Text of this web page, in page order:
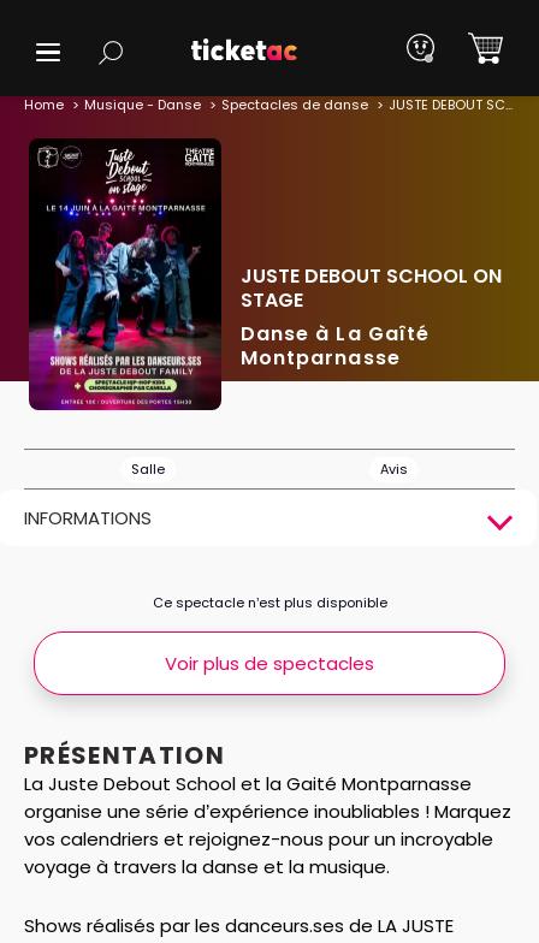
Home Musique - Danse Spectacles de danse JUSTE DEBOUT SCHOOL ON STAGE
JUSTE DEBOUT SCHOOL ON
STAGE
Danse à La Gaîté
Montparnasse
Salle Avis
INFORMATIONS
PRÉSENTATION
La Juste Debout School et la Gaité Montparnasse
organise une série d’expérience inoubliables ! Marquez
vos calendriers et rejoignez-nous pour un incroyable
voyage à travers la danse et la musique.
Shows réalisés par les danceurs.ses de LA JUSTE
Ce spectacle n’est plus disponible
Voir plus de spectacles